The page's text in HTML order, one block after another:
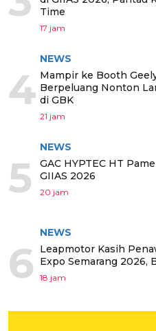
Time
17 jam
4
NEWS
Mampir ke Booth
Berpeluang Nonton
di GBK
21 jam
5
NEWS
GAC HYPTEC HT
GIIAS 2026
20 jam
6
NEWS
Leapmotor Kasih
Expo Semarang 2026,
18 jam